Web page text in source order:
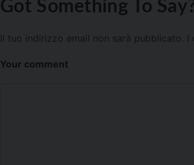
Got Something To
Il tuo indirizzo email non sarà pubblicato.
Your comment